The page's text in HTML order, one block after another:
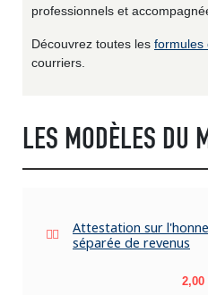
professionnels et
Découvrez toutes les formules
courriers.
LES MODÈLES DU
Attestation sur
séparée de revenus
Prix
2,00